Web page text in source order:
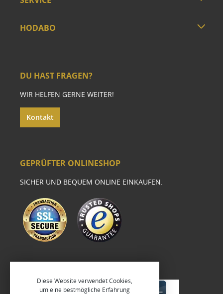
HODABO
DU HAST FRAGEN?
WIR HELFEN GERNE WEITER!
Kontakt
GEPRÜFTER ONLINESHOP
SICHER UND BEQUEM ONLINE EINKAUFEN.
Diese Website verwendet Cookies,
um eine bestmögliche Erfahrung